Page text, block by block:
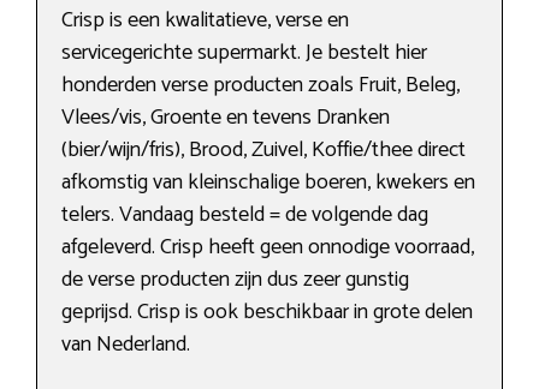
Crisp is een kwalitatieve, verse en
servicegerichte supermarkt. Je bestelt hier
honderden verse producten zoals Fruit, Beleg,
Vlees/vis, Groente en tevens Dranken
(bier/wijn/fris), Brood, Zuivel, Koffie/thee direct
afkomstig van kleinschalige boeren, kwekers en
telers. Vandaag besteld = de volgende dag
afgeleverd. Crisp heeft geen onnodige voorraad,
de verse producten zijn dus zeer gunstig
geprijsd. Crisp is ook beschikbaar in grote delen
van Nederland.